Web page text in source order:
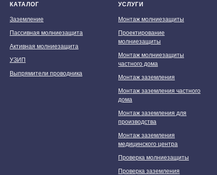
КАТАЛОГ
Заземление
Пассивная молниезащита
Активная молниезащита
УЗИП
Выпрямители проводника
УСЛУГИ
Монтаж молниезащиты
Проектирование
молниезащиты
Монтаж молниезащиты
частного дома
Монтаж заземления
Монтаж заземления частного
дома
Монтаж заземления для
производства
Монтаж заземления
медицинского центра
Проверка молниезащиты
Проверка заземления